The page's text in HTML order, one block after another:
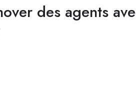
des agents